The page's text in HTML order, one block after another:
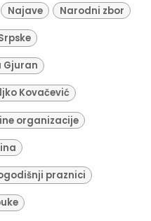
Najave Narodni zbor
Gjuran
Kovačević
organizacije
praznici